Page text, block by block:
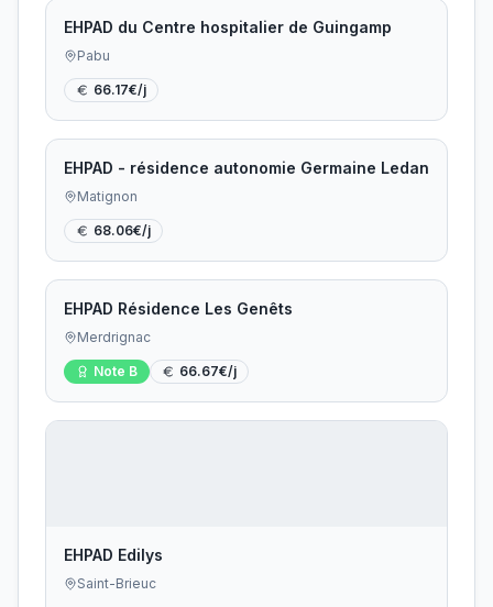
EHPAD du Centre hospitalier de Guingamp
Pabu
66.17€/j
EHPAD - résidence autonomie Germaine Ledan
Matignon
68.06€/j
EHPAD Résidence Les Genêts
Merdrignac
Note B 66.67€/j
EHPAD Edilys
Saint-Brieuc